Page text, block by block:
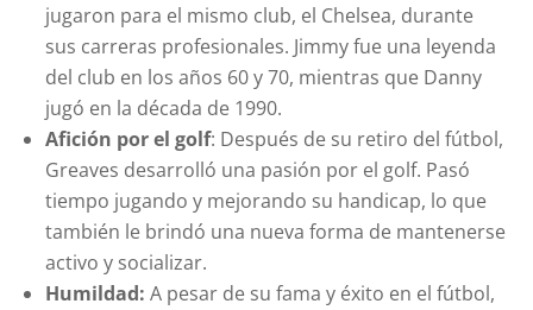
jugaron para el mismo club, el Chelsea, durante
sus carreras profesionales. Jimmy fue una leyenda
del club en los años 60 y 70, mientras que Danny
jugó en la década de 1990.
Afición por el golf: Después de su retiro del fútbol,
Greaves desarrolló una pasión por el golf. Pasó
tiempo jugando y mejorando su handicap, lo que
también le brindó una nueva forma de mantenerse
activo y socializar.
Humildad: A pesar de su fama y éxito en el fútbol,